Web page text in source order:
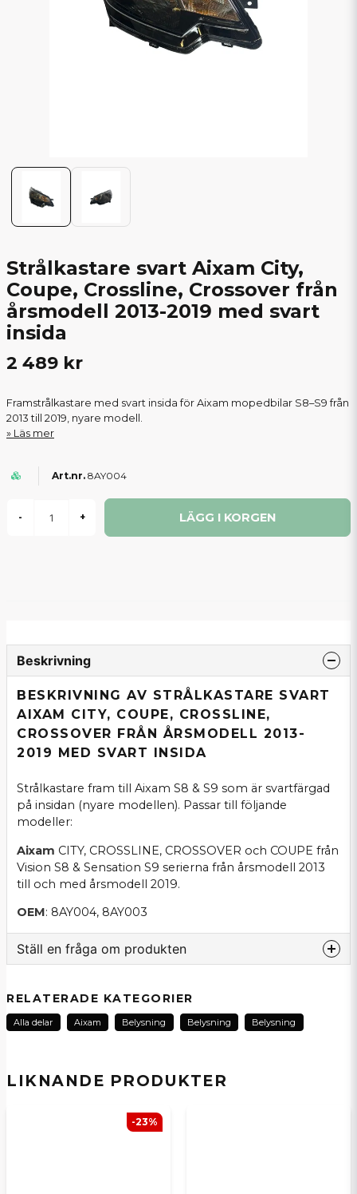
Strålkastare svart Aixam City,
Coupe, Crossline, Crossover från
årsmodell 2013-2019 med svart
insida
2 489 kr
Framstrålkastare med svart insida för Aixam mopedbilar S8–S9 från
2013 till 2019, nyare modell.
Läs mer
8AY004
- + LÄGG I KORGEN
LIKNANDE PRODUKTER
-23%
Beskrivning
BESKRIVNING AV STRÅLKASTARE SVART
AIXAM CITY, COUPE, CROSSLINE,
CROSSOVER FRÅN ÅRSMODELL 2013-
2019 MED SVART INSIDA
Strålkastare fram till Aixam S8 & S9 som är svartfärgad
på insidan (nyare modellen). Passar till följande
modeller:
Aixam CITY, CROSSLINE, CROSSOVER och COUPE från
Vision S8 & Sensation S9 serierna från årsmodell 2013
till och med årsmodell 2019.
OEM: 8AY004, 8AY003
Ställ en fråga om produkten
Fråga oss om denna produkt...
Namn
RELATERADE KATEGORIER
Alla delar Aixam Belysning Belysning Belysning